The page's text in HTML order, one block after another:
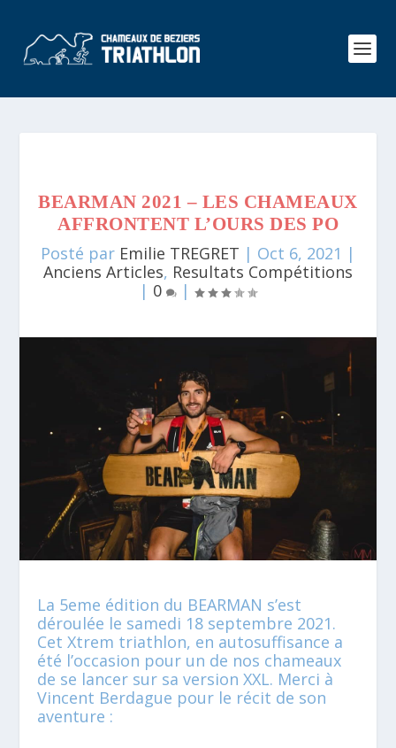
BEARMAN 2021 – LES CHAMEAUX
AFFRONTENT L’OURS DES PO
Posté par Emilie TREGRET | Oct 6, 2021 |
Anciens Articles, Resultats Compétitions
| 0 |
La 5eme édition du BEARMAN s’est
déroulée le samedi 18 septembre 2021.
Cet Xtrem triathlon, en autosuffisance a
été l’occasion pour un de nos chameaux
de se lancer sur sa version XXL. Merci à
Vincent Berdague pour le récit de son
aventure :